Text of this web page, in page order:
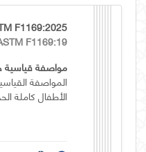
F1169:2025
F1169:19
مواصفة قياسية
المواصفة
الأطفال كاملة